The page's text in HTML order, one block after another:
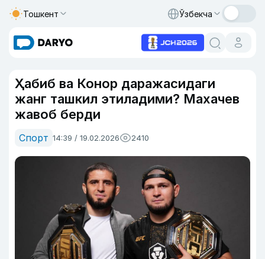
Тошкент Ўзбекча
Ҳабиб ва Конор даражасидаги
жанг ташкил этиладими? Махачев
жавоб берди
Спорт 14:39 / 19.02.2026 2410